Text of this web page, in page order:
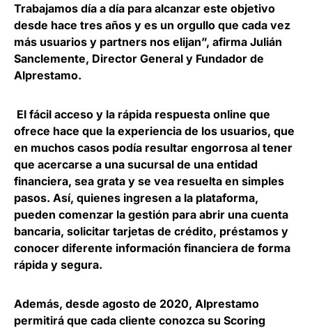
Trabajamos día a día para alcanzar este objetivo
desde hace tres años y es un orgullo que cada vez
más usuarios y partners nos elijan”, afirma Julián
Sanclemente, Director General y Fundador de
Alprestamo.
El fácil acceso y la rápida respuesta online que
ofrece hace que la experiencia de los usuarios, que
en muchos casos podía resultar engorrosa al tener
que acercarse a una sucursal de una entidad
financiera, sea grata y se vea resuelta en simples
pasos. Así, quienes ingresen a la plataforma,
pueden comenzar la gestión para abrir una cuenta
bancaria, solicitar tarjetas de crédito, préstamos y
conocer diferente información financiera de forma
rápida y segura.
Además, desde agosto de 2020, Alprestamo
permitirá que cada cliente conozca su Scoring